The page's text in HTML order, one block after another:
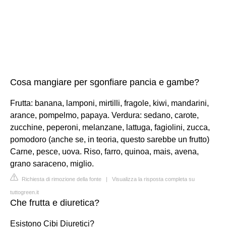
Cosa mangiare per sgonfiare pancia e gambe?
Frutta: banana, lamponi, mirtilli, fragole, kiwi, mandarini,
arance, pompelmo, papaya. Verdura: sedano, carote,
zucchine, peperoni, melanzane, lattuga, fagiolini, zucca,
pomodoro (anche se, in teoria, questo sarebbe un frutto)
Carne, pesce, uova. Riso, farro, quinoa, mais, avena,
grano saraceno, miglio.
Richiesta di rimozione della fonte | Visualizza la risposta completa su
tuttogreen.it
Che frutta e diuretica?
Esistono Cibi Diuretici?